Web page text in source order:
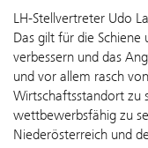
LH-Stellvertreter Udo
Das gilt für die
verbessern und das
und vor allem rasch
Wirtschaftsstandort zu
wettbewerbsfähig zu
Niederösterreich und